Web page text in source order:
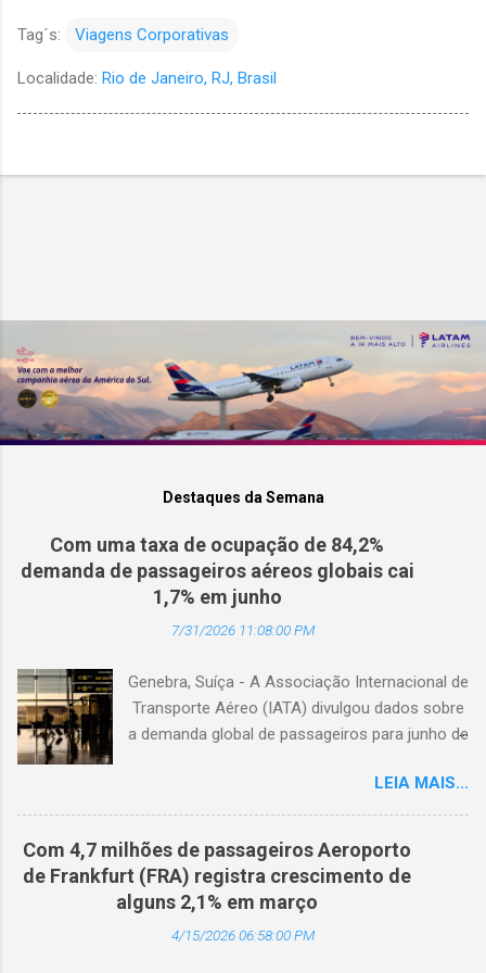
Tag´s: Viagens Corporativas
Localidade: Rio de Janeiro, RJ, Brasil
Destaques da Semana
Com uma taxa de ocupação de 84,2%
demanda de passageiros aéreos globais cai
1,7% em junho
7/31/2026 11:08:00 PM
Genebra, Suíça - A Associação Internacional de
Transporte Aéreo (IATA) divulgou dados sobre
a demanda global de passageiros para junho de
passageiros-quilômetro pagos (RPK), caiu 1,7%
em comparação com junho de 2025. Excluindo
o Oriente Médio, a demanda diminuiu 0,6%. A
capacidade total, medida em assentos-
quilômetro disponíveis (ASK), diminuiu 1,3% em
relação ao ano anterior. A taxa de ocupação foi
de 84,2% (-0,4 ponto percentual em
LEIA MAIS...
Com 4,7 milhões de passageiros Aeroporto
de Frankfurt (FRA) registra crescimento de
alguns 2,1% em março
4/15/2026 06:58:00 PM